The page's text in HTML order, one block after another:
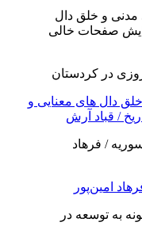
در کردستان
دال های معنایی و
/ قباد آرش
امین‌پور